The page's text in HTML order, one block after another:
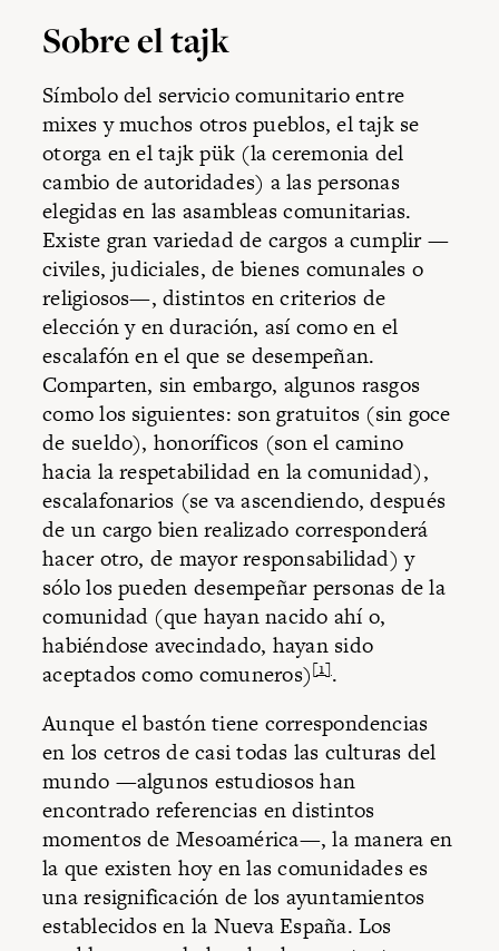
Sobre el tajk
Símbolo del servicio comunitario entre
mixes y muchos otros pueblos, el tajk se
otorga en el tajk pük (la ceremonia del
cambio de autoridades) a las personas
elegidas en las asambleas comunitarias.
Existe gran variedad de cargos a cumplir —
civiles, judiciales, de bienes comunales o
religiosos—, distintos en criterios de
elección y en duración, así como en el
escalafón en el que se desempeñan.
Comparten, sin embargo, algunos rasgos
como los siguientes: son gratuitos (sin goce
de sueldo), honoríficos (son el camino
hacia la respetabilidad en la comunidad),
escalafonarios (se va ascendiendo, después
de un cargo bien realizado corresponderá
hacer otro, de mayor responsabilidad) y
sólo los pueden desempeñar personas de la
comunidad (que hayan nacido ahí o,
habiéndose avecindado, hayan sido
aceptados como comuneros)[1].
Aunque el bastón tiene correspondencias
en los cetros de casi todas las culturas del
mundo —algunos estudiosos han
encontrado referencias en distintos
momentos de Mesoamérica—, la manera en
la que existen hoy en las comunidades es
una resignificación de los ayuntamientos
establecidos en la Nueva España. Los